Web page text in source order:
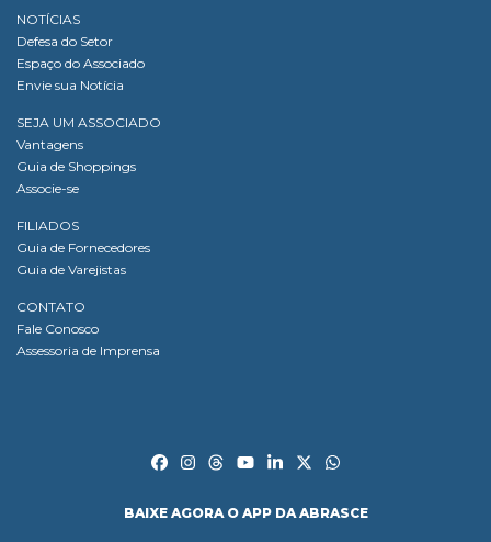
NOTÍCIAS
Defesa do Setor
Espaço do Associado
Envie sua Notícia
SEJA UM ASSOCIADO
Vantagens
Guia de Shoppings
Associe-se
FILIADOS
Guia de Fornecedores
Guia de Varejistas
CONTATO
Fale Conosco
Assessoria de Imprensa
BAIXE AGORA O APP DA ABRASCE